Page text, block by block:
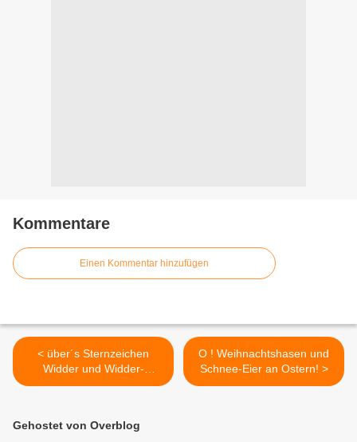
Kommentare
Einen Kommentar hinzufügen
< über´s Sternzeichen
Widder und Widder-
Persönlichkeiten
O ! Weihnachtshasen und
Schnee-Eier an Ostern! >
Gehostet von Overblog